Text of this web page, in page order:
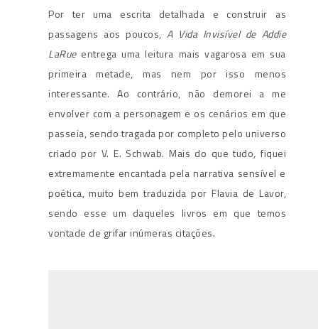
Por ter uma escrita detalhada e construir as
passagens aos poucos,A Vida Invisível de Addie
LaRueentrega uma leitura mais vagarosa em sua
primeira metade, mas nem por isso menos
interessante. Ao contrário, não demorei a me
envolver com a personagem e os cenários em que
passeia, sendo tragada por completo pelo universo
criado por V. E. Schwab. Mais do que tudo, fiquei
extremamente encantada pela narrativa sensível e
poética, muito bem traduzida por Flavia de Lavor,
sendo esse um daqueles livros em que temos
vontade de grifar inúmeras citações.